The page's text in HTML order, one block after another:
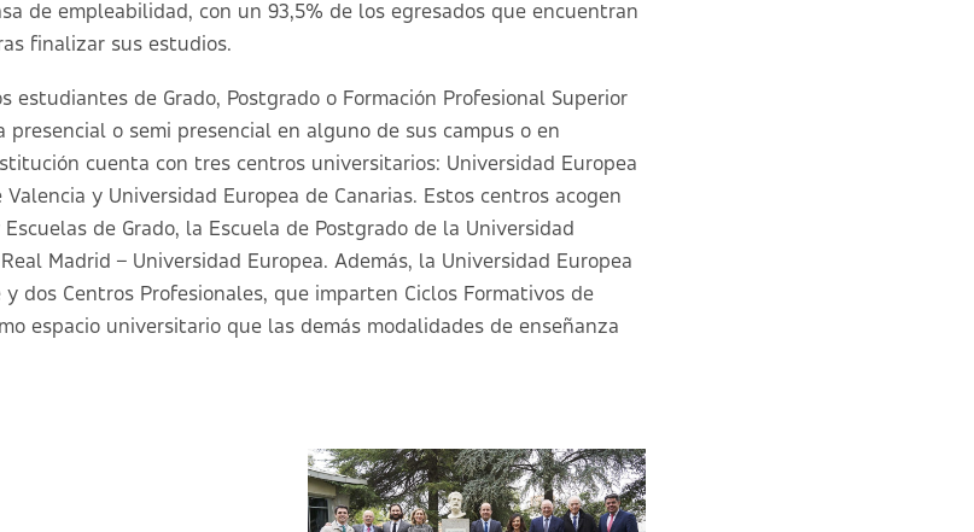
de empleabilidad, con un 93,5% de los egresados que encuentran
finalizar sus estudios.
estudiantes de Grado, Postgrado o Formación Profesional Superior
presencial o semi presencial en alguno de sus campus o en
cuenta con tres centros universitarios: Universidad Europea
y Universidad Europea de Canarias. Estos centros acogen
de Grado, la Escuela de Postgrado de la Universidad
Madrid – Universidad Europea. Además, la Universidad Europea
dos Centros Profesionales, que imparten Ciclos Formativos de
espacio universitario que las demás modalidades de enseñanza